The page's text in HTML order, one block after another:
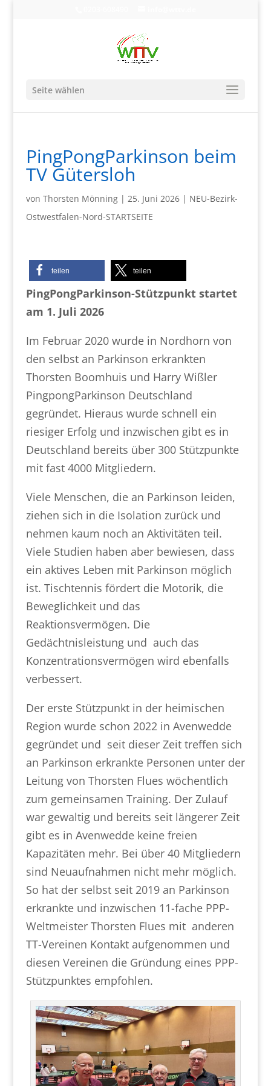
Seite wählen
PingPongParkinson beim
TV Gütersloh
von Thorsten Mönning| 25. Juni 2026| NEU-Bezirk-
Ostwestfalen-Nord-STARTSEITE
teilen teilen
PingPongParkinson-Stützpunkt startet
am 1. Juli 2026
Im Februar 2020 wurde in Nordhorn von
den selbst an Parkinson erkrankten
Thorsten Boomhuis und Harry Wißler
PingpongParkinson Deutschland
gegründet. Hieraus wurde schnell ein
riesiger Erfolg und inzwischen gibt es in
Deutschland bereits über 300 Stützpunkte
mit fast 4000 Mitgliedern.
Viele Menschen, die an Parkinson leiden,
ziehen sich in die Isolation zurück und
nehmen kaum noch an Aktivitäten teil.
Viele Studien haben aber bewiesen, dass
ein aktives Leben mit Parkinson möglich
ist. Tischtennis fördert die Motorik, die
Beweglichkeit und das
Reaktionsvermögen. Die
Gedächtnisleistung und auch das
Konzentrationsvermögen wird ebenfalls
verbessert.
Der erste Stützpunkt in der heimischen
Region wurde schon 2022 in Avenwedde
gegründet und seit dieser Zeit treffen sich
an Parkinson erkrankte Personen unter der
Leitung von Thorsten Flues wöchentlich
zum gemeinsamen Training. Der Zulauf
war gewaltig und bereits seit längerer Zeit
gibt es in Avenwedde keine freien
Kapazitäten mehr. Bei über 40 Mitgliedern
sind Neuaufnahmen nicht mehr möglich.
So hat der selbst seit 2019 an Parkinson
erkrankte und inzwischen 11-fache PPP-
Weltmeister Thorsten Flues mit anderen
TT-Vereinen Kontakt aufgenommen und
diesen Vereinen die Gründung eines PPP-
Stützpunktes empfohlen.